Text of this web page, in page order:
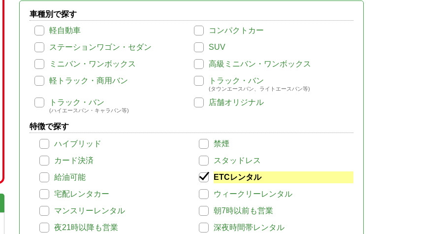
車種別で探す
軽自動車
コンパクトカー
ステーションワゴン・セダン
SUV
ミニバン・ワンボックス
高級ミニバン・ワンボックス
軽トラック・商用バン
トラック・バン
(タウンエースバン、ライトエースバン等)
トラック・バン
(ハイエースバン・キャラバン等)
店舗オリジナル
特徴で探す
ハイブリッド
禁煙
カード決済
スタッドレス
給油可能
ETCレンタル
宅配レンタカー
ウィークリーレンタル
マンスリーレンタル
朝7時以前も営業
夜21時以降も営業
深夜時間帯レンタル